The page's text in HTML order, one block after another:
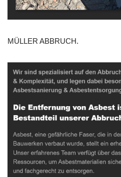
MÜLLER ABBRUCH.